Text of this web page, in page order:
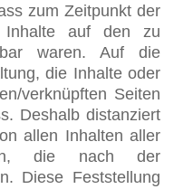
zum Zeitpunkt der
Inhalte auf den zu
waren. Auf die
die Inhalte oder
verknüpften Seiten
Deshalb distanziert
allen Inhalten aller
die nach der
Diese Feststellung